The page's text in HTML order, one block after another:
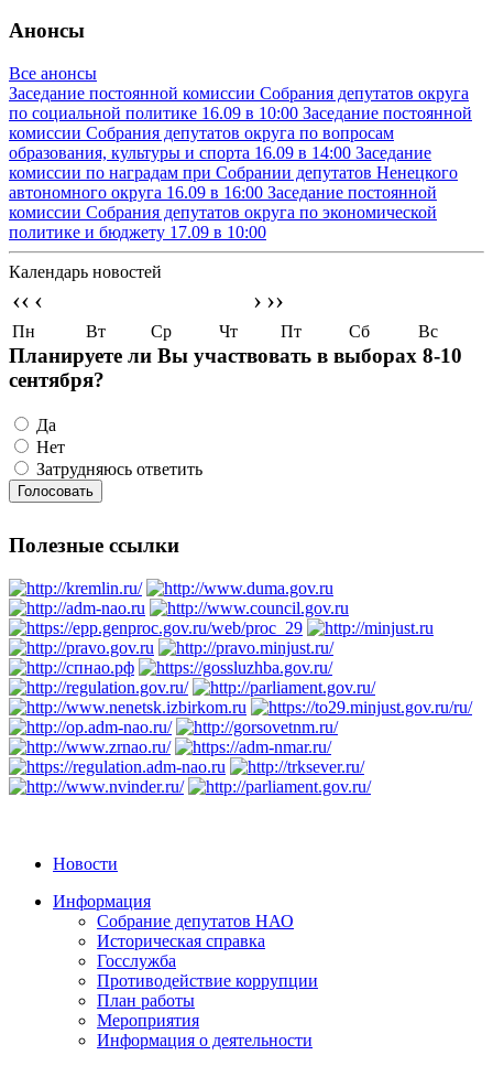
Анонсы
Все анонсы
Заседание постоянной комиссии Собрания депутатов округа
по социальной политике 16.09 в 10:00 Заседание постоянной
комиссии Собрания депутатов округа по вопросам
образования, культуры и спорта 16.09 в 14:00 Заседание
комиссии по наградам при Собрании депутатов Ненецкого
автономного округа 16.09 в 16:00 Заседание постоянной
комиссии Собрания депутатов округа по экономической
политике и бюджету 17.09 в 10:00
Календарь новостей
‹‹ ‹ › ››
Пн Вт Ср Чт Пт Сб Вс
Планируете ли Вы участвовать в выборах 8-10
сентября?
Да
Нет
Затрудняюсь ответить
Полезные ссылки
Новости
Информация
Собрание депутатов НАО
Историческая справка
Госслужба
Противодействие коррупции
План работы
Мероприятия
Информация о деятельности